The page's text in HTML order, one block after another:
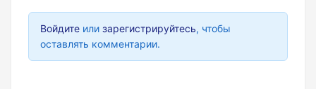
Войдите или зарегистрируйтесь, чтобы
оставлять комментарии.